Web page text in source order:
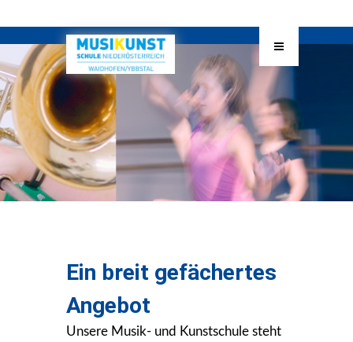
Ein breit gefächertes
Angebot
Unsere Musik- und Kunstschule steht